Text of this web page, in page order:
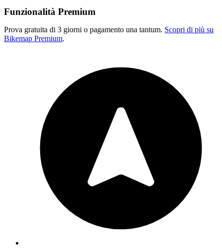
Funzionalità Premium
Prova gratuita di 3 giorni o pagamento una tantum. Scopri di più su
Bikemap Premium.